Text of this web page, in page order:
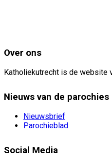
Over ons
Katholiekutrecht is de website
Nieuws van de parochies
Nieuwsbrief
Parochieblad
Social Media